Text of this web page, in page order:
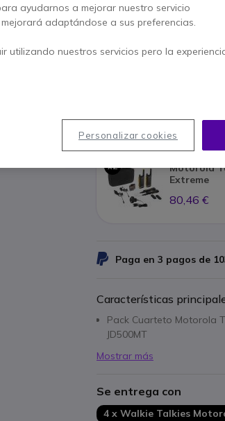
Más de100 productos
Configuración
Incluido en este pack:
x2
Motorola
Extreme
80,46 €
Paga en 3 pagos de
Características
Pack Cuarteto Motorola
JD500MT
Mostrar más
Se entrega con
4 x Walkie Talkies
ayudarnos a mejorar nuestro servicio
adaptándose a sus preferencias.
utilizando nuestros servicios pero la
Personalizar cookies